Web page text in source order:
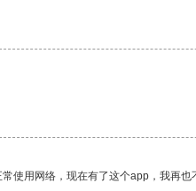
使用网络，现在有了这个app，我再也